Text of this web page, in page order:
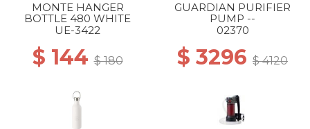
MONTE HANGER
BOTTLE 480 WHITE
UE-3422
$ 144$ 180
GUARDIAN PURIFIER
PUMP --
02370
$ 3296 $ 4120